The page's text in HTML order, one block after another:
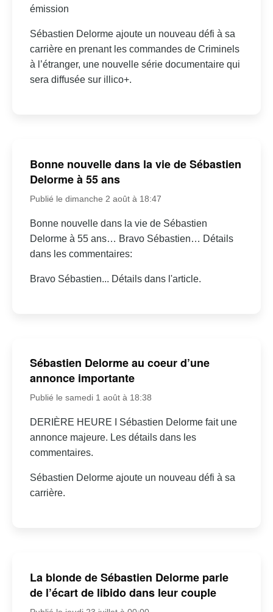
émission
Sébastien Delorme ajoute un nouveau défi à sa
carrière en prenant les commandes de Criminels
à l’étranger, une nouvelle série documentaire qui
sera diffusée sur illico+.
Bonne nouvelle dans la vie de Sébastien
Delorme à 55 ans
Publié le dimanche 2 août à 18:47
Bonne nouvelle dans la vie de Sébastien
Delorme à 55 ans… Bravo Sébastien… Détails
dans les commentaires:
Bravo Sébastien... Détails dans l'article.
Sébastien Delorme au coeur d’une
annonce importante
Publié le samedi 1 août à 18:38
DERIÈRE HEURE I Sébastien Delorme fait une
annonce majeure. Les détails dans les
commentaires.
Sébastien Delorme ajoute un nouveau défi à sa
carrière.
La blonde de Sébastien Delorme parle
de l’écart de libido dans leur couple